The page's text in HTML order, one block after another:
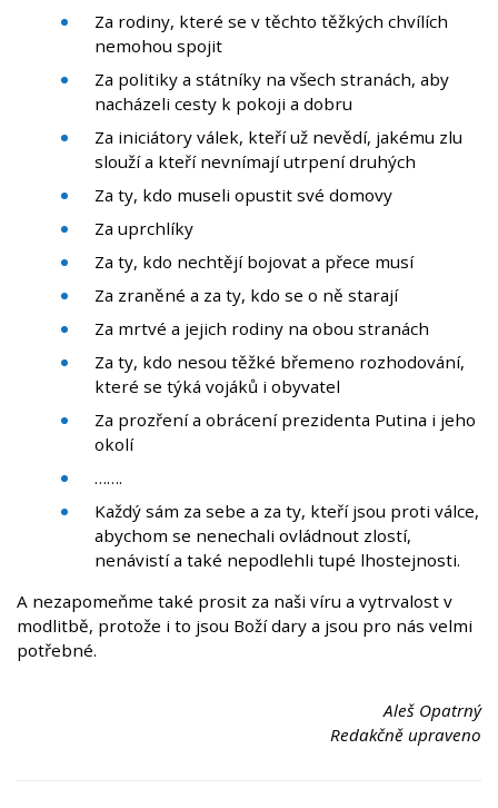
Za rodiny, které se v těchto těžkých chvílích
nemohou spojit
Za politiky a státníky na všech stranách, aby
nacházeli cesty k pokoji a dobru
Za iniciátory válek, kteří už nevědí, jakému zlu
slouží a kteří nevnímají utrpení druhých
Za ty, kdo museli opustit své domovy
Za uprchlíky
Za ty, kdo nechtějí bojovat a přece musí
Za zraněné a za ty, kdo se o ně starají
Za mrtvé a jejich rodiny na obou stranách
Za ty, kdo nesou těžké břemeno rozhodování,
které se týká vojáků i obyvatel
Za prozření a obrácení prezidenta Putina i jeho
okolí
…….
Každý sám za sebe a za ty, kteří jsou proti válce,
abychom se nenechali ovládnout zlostí,
nenávistí a také nepodlehli tupé lhostejnosti.
A nezapomeňme také prosit za naši víru a vytrvalost v
modlitbě, protože i to jsou Boží dary a jsou pro nás velmi
potřebné.
Aleš Opatrný
Redakčně upraveno